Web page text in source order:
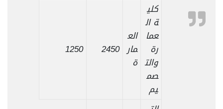
كلي
ة ال
عما
رة
والت
صم
يم
الع
مار
ة
2450
1250